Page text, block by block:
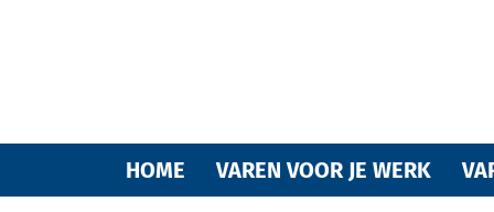
Varende
HOME VAREN VOOR JE WERK